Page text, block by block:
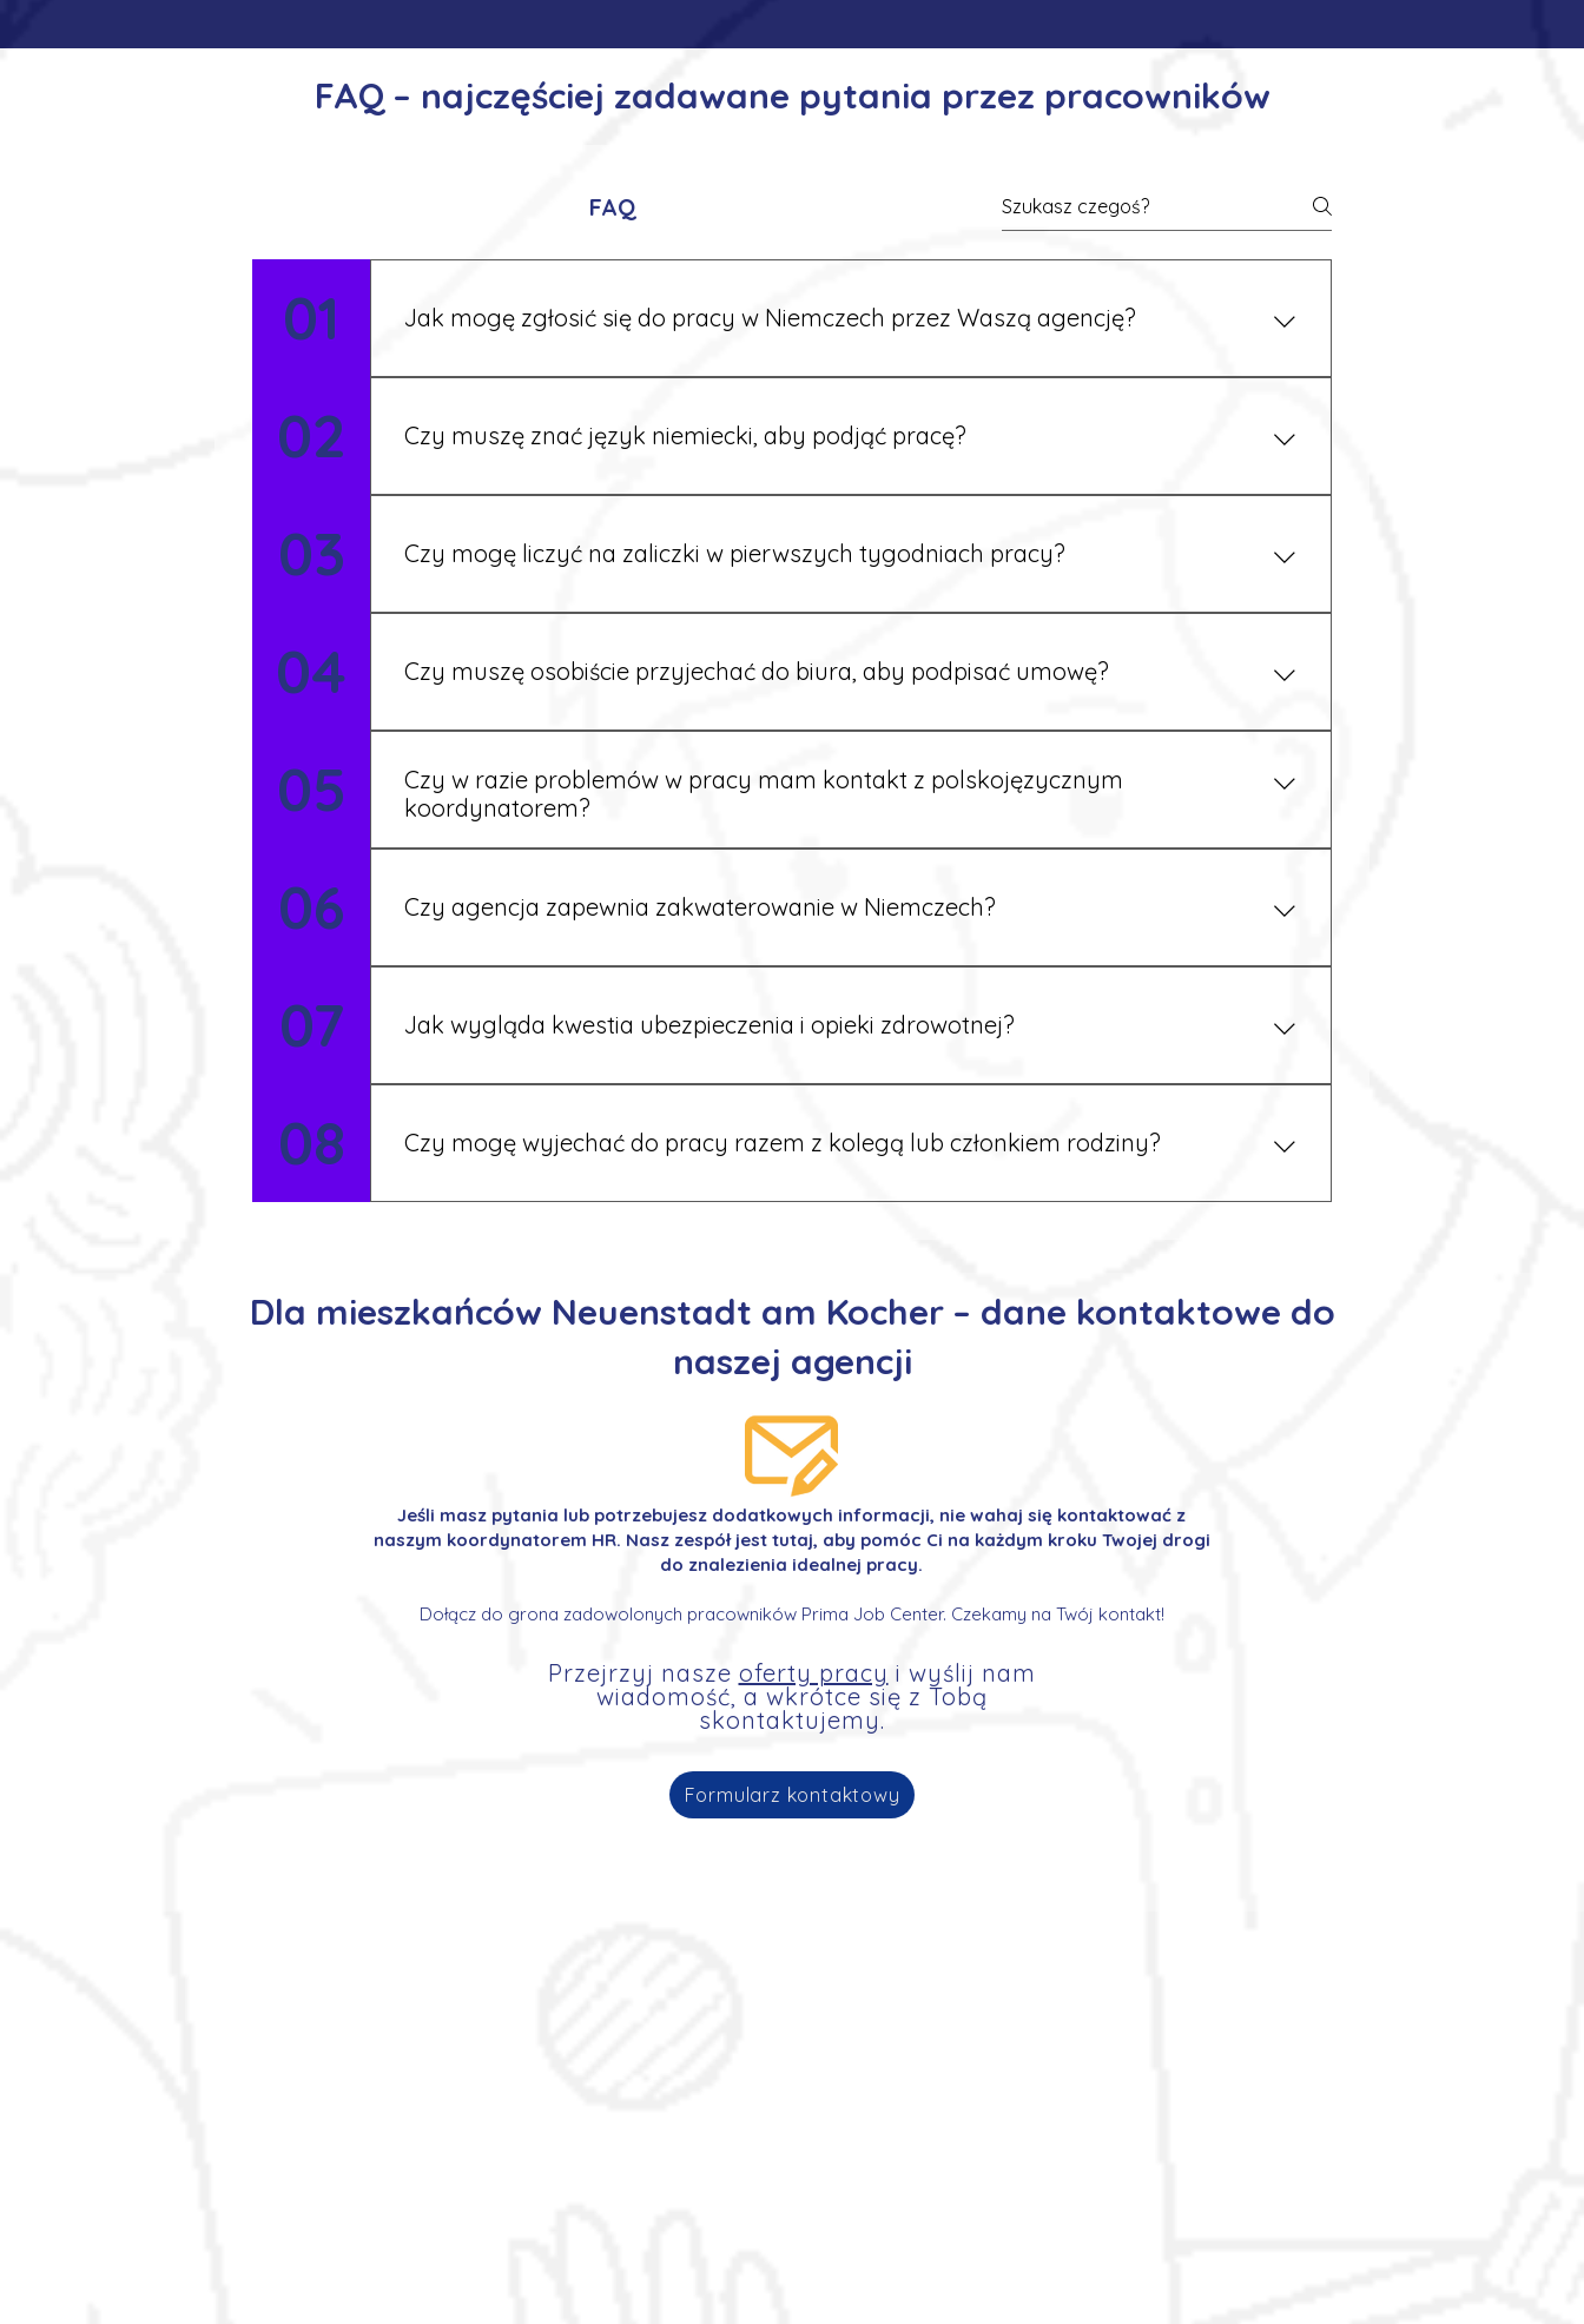
FAQ – najczęściej zadawane pytania przez pracowników
FAQ
01 Jak mogę zgłosić się do pracy w Niemczech przez Waszą agencję?
Możesz wypełnić formularz zgłoszeniowy na naszej stronie lub skontaktować się z nami telefonicznie.
02 Czy muszę znać język niemiecki, aby podjąć pracę?
Nie zawsze – wiele ofert nie wymaga znajomości języka. Jeśli jednak znasz podstawy niemieckiego,
03 Czy mogę liczyć na zaliczki w pierwszych tygodniach pracy?
Tak, w wyjątkowych sytuacjach możesz otrzymać zaliczkę po wcześniejszym uzgodnieniu z
04 Czy muszę osobiście przyjechać do biura, aby podpisać umowę?
Tak, umowy podpisywane są osobiście w naszym biurze. Dzięki temu masz pewność, że wszystkie
formalności są załatwione prawidłowo.
05
Czy w razie problemów w pracy mam kontakt z polskojęzycznym
koordynatorem?
06 Czy agencja zapewnia zakwaterowanie w Niemczech?
Tak, nasi koordynatorzy dbają o zapewnienie miejsca noclegowego w pobliżu zakładu pracy.
07 Jak wygląda kwestia ubezpieczenia i opieki zdrowotnej?
Każdy pracownik otrzymuje ubezpieczenie zdrowotne zgodne z niemieckim prawem. Dzięki temu
08 Czy mogę wyjechać do pracy razem z kolegą lub członkiem rodziny?
Tak, istnieje możliwość wspólnego wyjazdu. Wystarczy poinformować nas o tym podczas rekrutacji, a
Dla mieszkańców Neuenstadt am Kocher – dane kontaktowe do
naszej agencji
Jeśli masz pytania lub potrzebujesz dodatkowych informacji, nie wahaj się kontaktować z
naszym koordynatorem HR. Nasz zespół jest tutaj, aby pomóc Ci na każdym kroku Twojej drogi
do znalezienia idealnej pracy.
Dołącz do grona zadowolonych pracowników Prima Job Center. Czekamy na Twój kontakt!
Przejrzyj nasze oferty pracy i wyślij nam
wiadomość, a wkrótce się z Tobą
skontaktujemy.
Formularz kontaktowy